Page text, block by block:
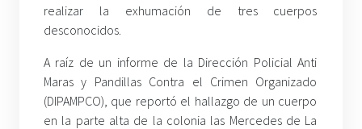
realizar la exhumación de tres cuerpos
desconocidos.
A raíz de un informe de la Dirección Policial Anti
Maras y Pandillas Contra el Crimen Organizado
(DIPAMPCO), que reportó el hallazgo de un cuerpo
en la parte alta de la colonia las Mercedes de La